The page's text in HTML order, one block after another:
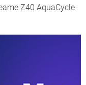
Z40 AquaCycle